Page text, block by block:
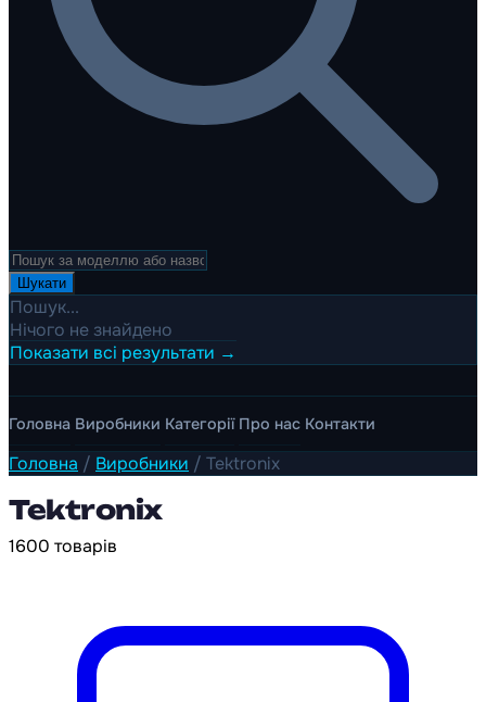
Шукати
Пошук...
Нічого не знайдено
Показати всі результати →
Головна Виробники Категорії Про нас Контакти
Головна / Виробники / Tektronix
Tektronix
1600 товарів